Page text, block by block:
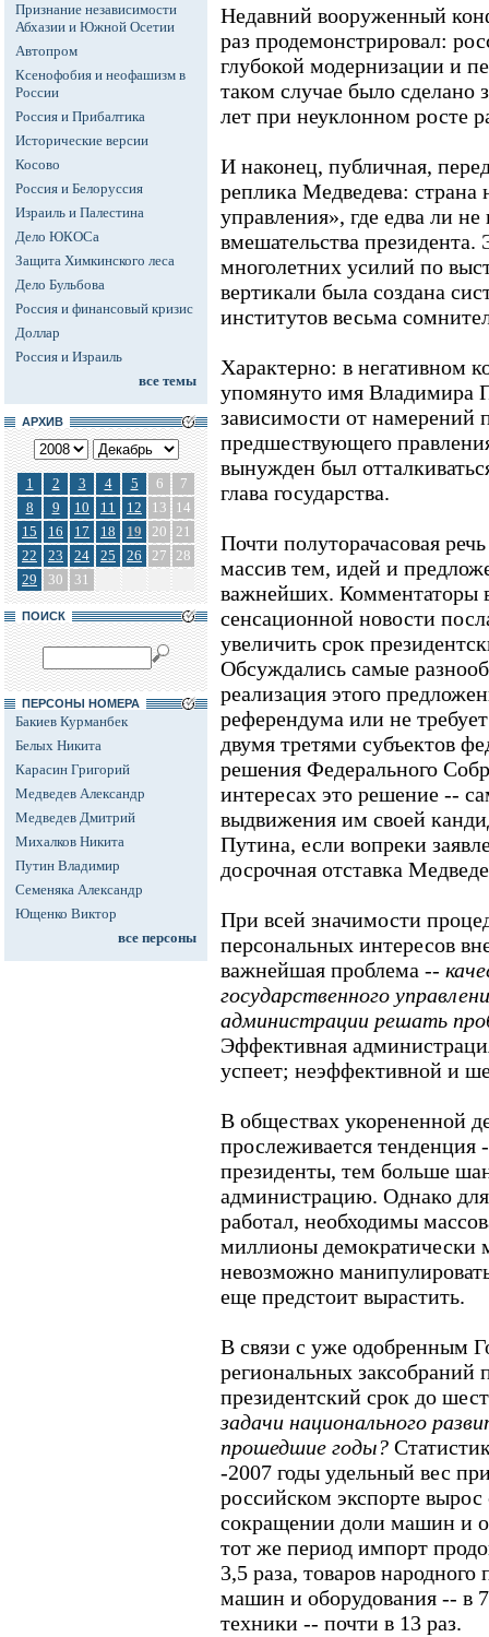
Признание независимости
Абхазии и Южной Осетии
Автопром
Ксенофобия и неофашизм в
России
Россия и Прибалтика
Исторические версии
Косово
Россия и Белоруссия
Израиль и Палестина
Дело ЮКОСа
Защита Химкинского леса
Дело Бульбова
Россия и финансовый кризис
Доллар
Россия и Израиль
все темы
АРХИВ
1 2 3 4 5 6
7
8
9 10 11 12 13
14
15
16 17 18 19 20 21
22
23 24 25 26 27 28
29
30 31
ПОИСК
ПЕРСОНЫ НОМЕРА
Бакиев Курманбек
Белых Никита
Карасин Григорий
Медведев Александр
Медведев Дмитрий
Михалков Никита
Путин Владимир
Семеняка Александр
Ющенко Виктор
все персоны
Недавний вооруженный
раз продемонстрировал:
глубокой модернизации и
таком случае было
лет при неуклонном росте
И наконец, публичная,
реплика Медведева: страна
управления», где едва ли
вмешательства президента.
многолетних усилий по
вертикали была создана
институтов весьма
Характерно: в негативном
упомянуто имя Владимира
зависимости от намерений
предшествующего
вынужден был
глава государства.
Почти полуторачасовая
массив тем, идей и
важнейших. Комментаторы
сенсационной новости
увеличить срок
Обсуждались самые
реализация этого
референдума или не
двумя третями субъектов
решения Федерального
интересах это решение --
выдвижения им своей
Путина, если вопреки
досрочная отставка
При всей значимости
персональных интересов
важнейшая проблема --
государственного
администрации решать
Эффективная
успеет; неэффективной и
В обществах укорененной
прослеживается
президенты, тем больше
администрацию. Однако
работал, необходимы
миллионы
невозможно
еще предстоит вырастить.
В связи с уже одобренным
региональных заксобраний
президентский срок до
задачи национального
прошедшие годы?
-2007 годы удельный вес
российском экспорте
сокращении доли машин и
тот же период импорт
3,5 раза, товаров
машин и оборудования -- в
техники -- почти в 13 раз.